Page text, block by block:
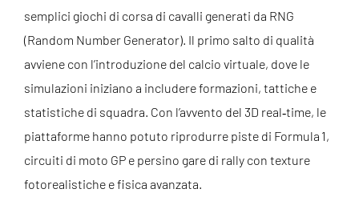
semplici giochi di corsa di cavalli generati da RNG
(Random Number Generator). Il primo salto di qualità
avviene con l’introduzione del calcio virtuale, dove le
simulazioni iniziano a includere formazioni, tattiche e
statistiche di squadra. Con l’avvento del 3D real‑time, le
piattaforme hanno potuto riprodurre piste di Formula 1,
circuiti di moto GP e persino gare di rally con texture
fotorealistiche e fisica avanzata.